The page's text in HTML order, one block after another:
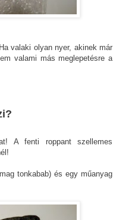
valaki olyan nyer, akinek már
valami más meglepetésre a
A fenti roppant szellemes
tonkabab) és egy műanyag